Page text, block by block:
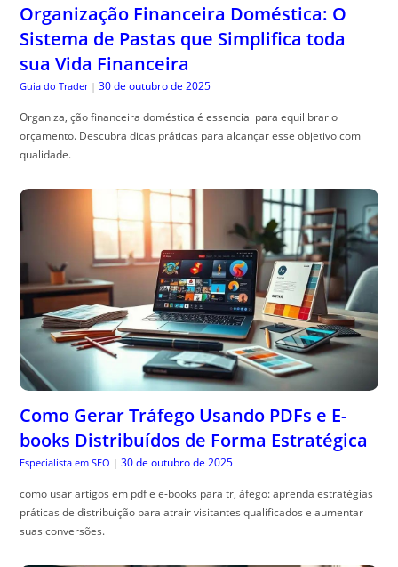
Organização Financeira Doméstica: O
Sistema de Pastas que Simplifica toda
sua Vida Financeira
Guia do Trader | 30 de outubro de 2025
Organiza, ção financeira doméstica é essencial para equilibrar o
orçamento. Descubra dicas práticas para alcançar esse objetivo com
qualidade.
Como Gerar Tráfego Usando PDFs e E-
books Distribuídos de Forma Estratégica
Especialista em SEO | 30 de outubro de 2025
como usar artigos em pdf e e-books para tr, áfego: aprenda estratégias
práticas de distribuição para atrair visitantes qualificados e aumentar
suas conversões.